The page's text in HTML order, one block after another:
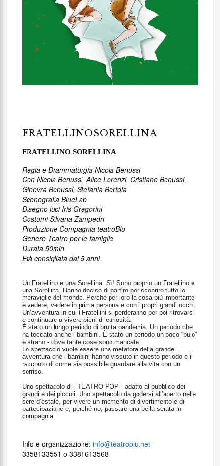
FRATELLINOSORELLINA
FRATELLINO SORELLINA
Regia e Drammaturgia Nicola Benussi
Con Nicola Benussi, Alice Lorenzi, Cristiano Benussi,
Ginevra Benussi, Stefania Bertola
Scenografia BlueLab
Disegno luci Iris Gregorini
Costumi Silvana Zampedri
Produzione Compagnia teatroBlu
Genere Teatro per le famiglie
Durata 50min
Età consigliata dai 5 anni
Un Fratellino e una Sorellina. Sì! Sono proprio un Fratellino e
una Sorellina. Hanno deciso di partire per scoprire tutte le
meraviglie del mondo. Perché per loro la cosa più importante
è vedere, vedere in prima persona e con i propri grandi occhi.
Un’avventura in cui i Fratellini si perderanno per poi ritrovarsi
e continuare a vivere pieni di curiosità.
È stato un lungo periodo di brutta pandemia. Un periodo che
ha toccato anche i bambini. È stato un periodo un poco “buio”
e strano - dove tante cose sono mancate.
Lo spettacolo vuole essere una metafora della grande
avventura che i bambini hanno vissuto in questo periodo e il
racconto di come sia possibile guardare alla vita con un
sorriso.
Uno spettacolo di - TEATRO POP - adatto al pubblico dei
grandi e dei piccoli. Uno spettacolo da godersi all’aperto nelle
sere d’estate, per vivere un momento di divertimento e di
partecipazione e, perché no, passare una bella serata in
compagnia.
Info e organizzazione: info@teatroblu.net
3358133551 o 3381613568